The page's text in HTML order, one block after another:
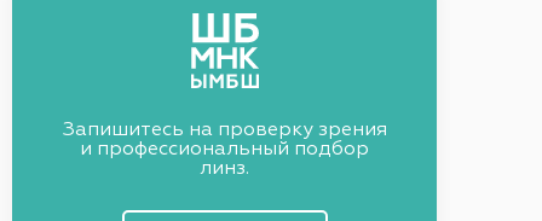
Запишитесь на проверку зрения
и профессиональный подбор
линз.